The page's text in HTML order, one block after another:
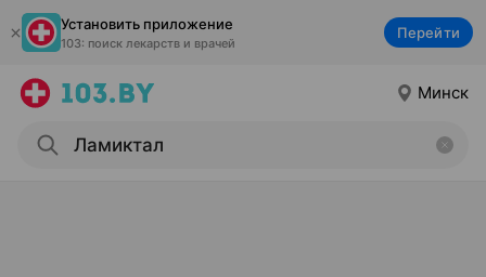
Установить приложение
103: поиск лекарств и врачей
Перейти
Минск